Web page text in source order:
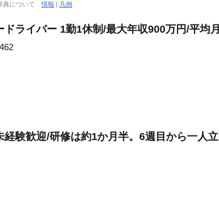
典について情報 | 凡例
ライバー 1勤1休制/最大年収900万円/平均
経験歓迎/研修は約1か月半。6週目から一人